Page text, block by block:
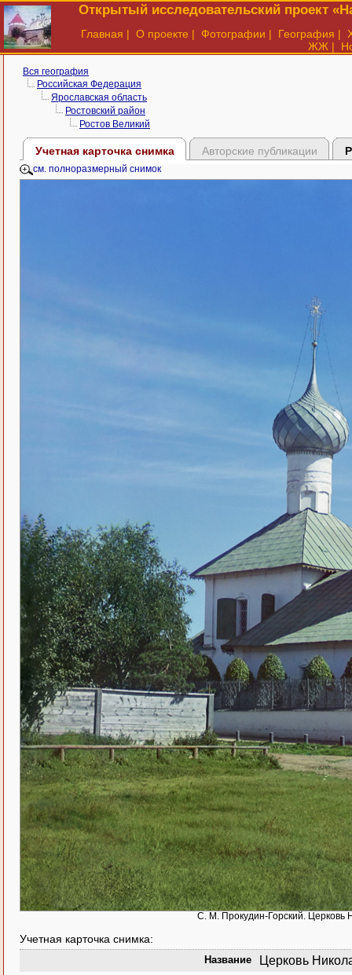
Открытый исследовательский проект
Главная | О проекте | Фотографии | География |
ЖЖ |
Вся география
Российская Федерация
Ярославская область
Ростовский район
Ростов Великий
Учетная карточка снимка Авторские публикации
см. полноразмерный снимок
С. М. Прокудин-Горский. Церковь
Учетная карточка снимка:
Название Церковь